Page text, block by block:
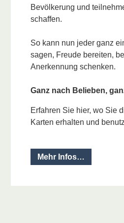
Bevölkerung und
schaffen.
So kann nun jeder ganz
sagen, Freude bereiten,
Anerkennung schenken.
Ganz nach Belieben,
Erfahren Sie hier, wo Sie
Karten erhalten und
Mehr Infos…